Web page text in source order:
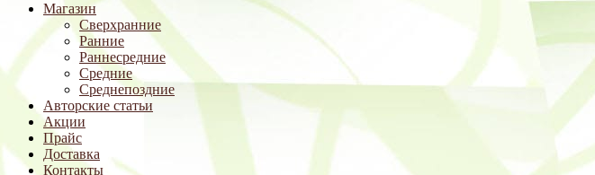
Магазин
Сверхранние
Ранние
Раннесредние
Средние
Среднепоздние
Авторские статьи
Акции
Прайс
Доставка
Контакты